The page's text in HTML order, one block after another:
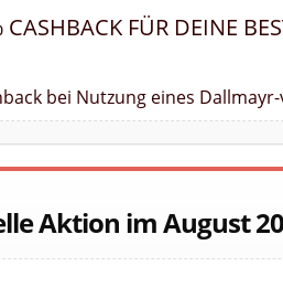
CASHBACK FÜR DEINE
bei Nutzung eines
Aktion im August